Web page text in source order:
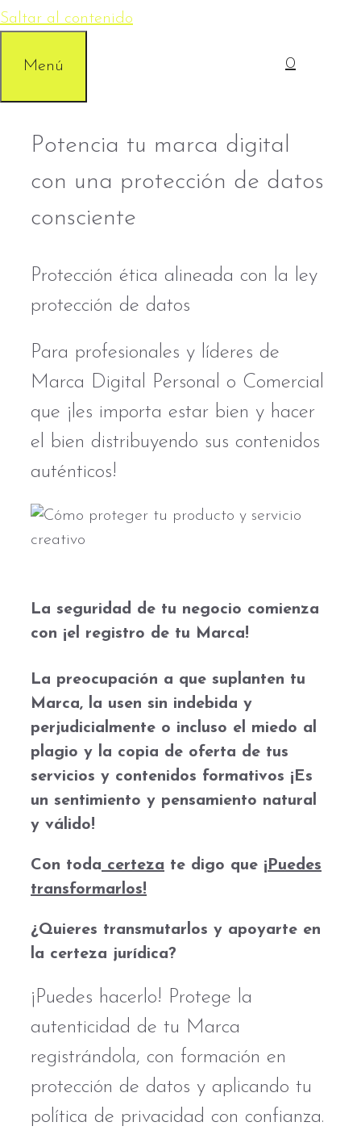
Saltar al contenido
0
Menú
Potencia tu marca digital
con una protección de datos
consciente
Protección ética alineada con la ley
protección de datos
Para profesionales y líderes de
Marca Digital Personal o Comercial
que ¡les importa estar bien y hacer
el bien distribuyendo sus contenidos
auténticos!
La seguridad de tu negocio comienza
con ¡el registro de tu Marca!
La preocupación a que suplanten tu
Marca, la usen sin indebida y
perjudicialmente o incluso el miedo al
plagio y la copia de oferta de tus
servicios y contenidos formativos ¡Es
un sentimiento y pensamiento natural
y válido!
Con toda certeza te digo que ¡Puedes
transformarlos!
¿Quieres transmutarlos y apoyarte en
la certeza jurídica?
¡Puedes hacerlo! Protege la
autenticidad de tu Marca
registrándola, con formación en
protección de datos y aplicando tu
política de privacidad con confianza.